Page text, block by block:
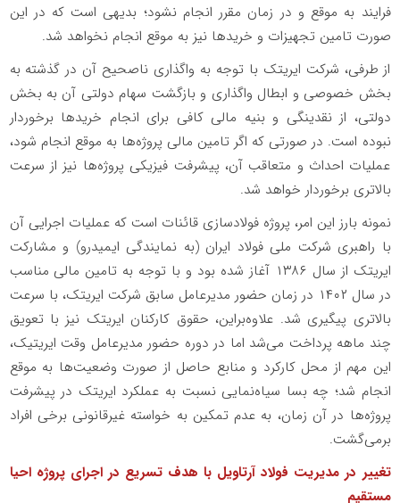
فرایند به موقع و در زمان مقرر انجام نشود؛ بدیهی است که در این
صورت تامین تجهیزات و خریدها نیز به موقع انجام نخواهد شد.
از طرفی، شرکت ایریتک با توجه به واگذاری ناصحیح آن در گذشته به
بخش خصوصی و ابطال واگذاری و بازگشت سهام دولتی آن به بخش
دولتی، از نقدینگی و بنیه مالی کافی برای انجام خریدها برخوردار
نبوده است. در صورتی که اگر تامین مالی پروژه‌ها به موقع انجام شود،
عملیات احداث و متعاقب آن، پیشرفت فیزیکی پروژه‌ها نیز از سرعت
بالاتری برخوردار خواهد شد.
نمونه بارز این امر، پروژه فولادسازی قائنات است که عملیات اجرایی آن
با راهبری شرکت ملی فولاد ایران (به نمایندگی ایمیدرو) و مشارکت
ایریتک از سال ۱۳۸۶ آغاز شده بود و با توجه به تامین مالی مناسب
در سال ۱۴۰۲ در زمان حضور مدیرعامل سابق شرکت ایریتک، با سرعت
بالاتری پیگیری شد. علاوه‌براین، حقوق کارکنان ایریتک نیز با تعویق
چند ماهه پرداخت می‌شد اما در دوره حضور مدیرعامل وقت ایریتیک،
این مهم از محل کارکرد و منابع حاصل از صورت وضعیت‌ها به موقع
انجام شد؛ چه بسا سیاه‌نمایی نسبت به عملکرد ایریتک در پیشرفت
پروژه‌ها در آن زمان، به عدم تمکین به خواسته غیرقانونی برخی افراد
برمی‌گشت.
تغییر در مدیریت فولاد آرتاویل با هدف تسریع در اجرای پروژه احیا
مستقیم